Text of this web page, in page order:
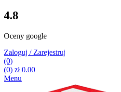
4.8
Oceny google
Zaloguj / Zarejestruj
(0)
(0) zł0.00
Menu